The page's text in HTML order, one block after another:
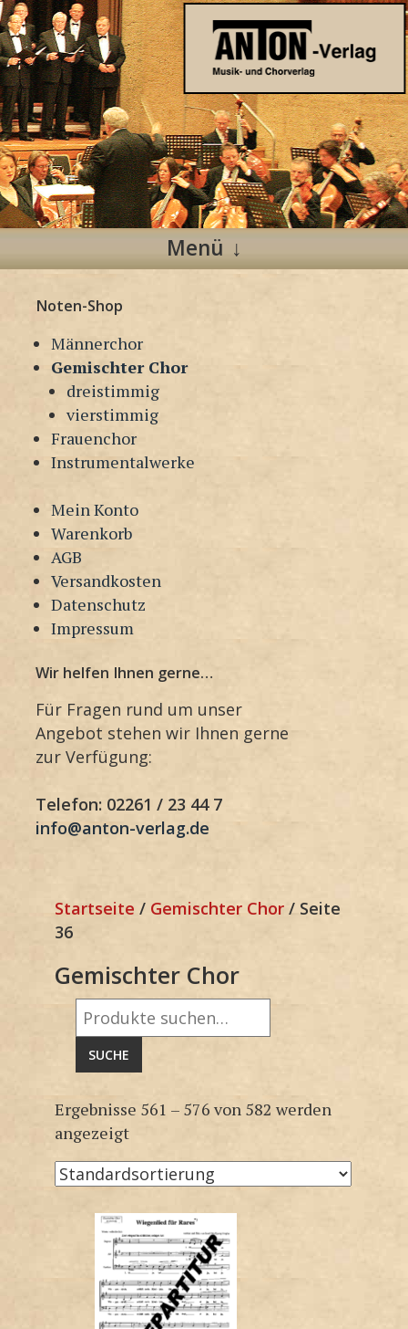
Anton Verlag
Musik- und Chorverlag
Menü
Inhalt
springen
Noten-Shop
Männerchor
Gemischter Chor
dreistimmig
vierstimmig
Frauenchor
Instrumentalwerke
Mein Konto
Warenkorb
AGB
Versandkosten
Datenschutz
Impressum
Wir helfen Ihnen gerne…
Für Fragen rund um unser
Angebot stehen wir Ihnen gerne
zur Verfügung:
Telefon: 02261 / 23 44 7
info@anton-verlag.de
Startseite / Gemischter Chor / Seite
36
Gemischter Chor
Suche
nach:
SUCHE
Ergebnisse 561 – 576 von 582 werden
angezeigt